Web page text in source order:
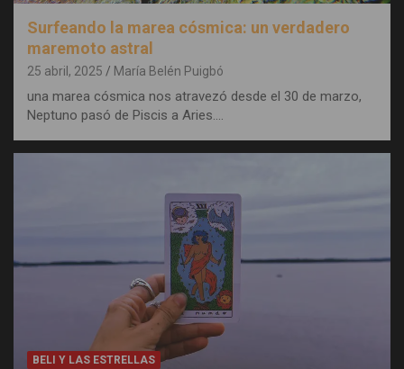
Surfeando la marea cósmica: un verdadero
maremoto astral
25 abril, 2025 María Belén Puigbó
una marea cósmica nos atravezó desde el 30 de marzo,
Neptuno pasó de Piscis a Aries.…
BELI Y LAS ESTRELLAS